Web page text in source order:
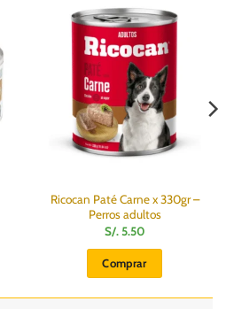
Ricocan Paté Carne x 330gr –
Perros adultos
S/. 5.50
Comprar